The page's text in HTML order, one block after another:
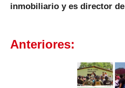
inmobiliario y es director de
Anteriores: